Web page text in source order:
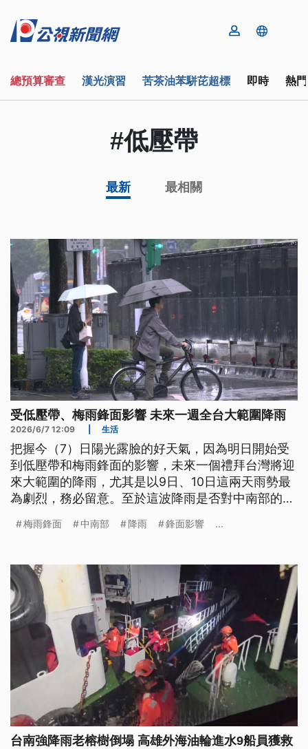
總預算審查 漢光演習 苦茶油苯駢芘超標 即時 熱
#低壓帶
最新 最相關
受低壓帶、梅雨鋒面影響 未來一週全台大範圍降雨
2026/6/7 12:09 生活
把握今（7）日陽光露臉的好天氣，因為明日開始受
到低壓帶和梅雨鋒面的影響，未來一個禮拜台灣將迎
來大範圍的降雨，尤其是以9日、10日這兩天雨勢最
為劇烈，務必留意。至於這波降雨是否對中南部的水
確認二期稻作供灌的期程，也要開整備會議慎防積淹
梅雨鋒面 中南部 降雨 鋒面影響 ...
台南強降雨老榕樹倒塌 高雄外海油輪進水9船員獲救